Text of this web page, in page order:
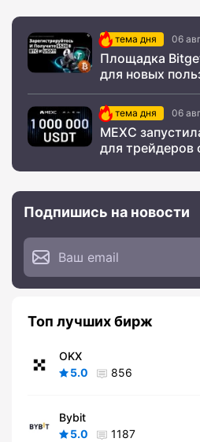
тема дня 06
Площадка
для новых
тема дня 06
MEXC
для трейдеров
Подпишись на новости
Топ лучших бирж
OKX
5.0
856
Bybit
5.0
1187